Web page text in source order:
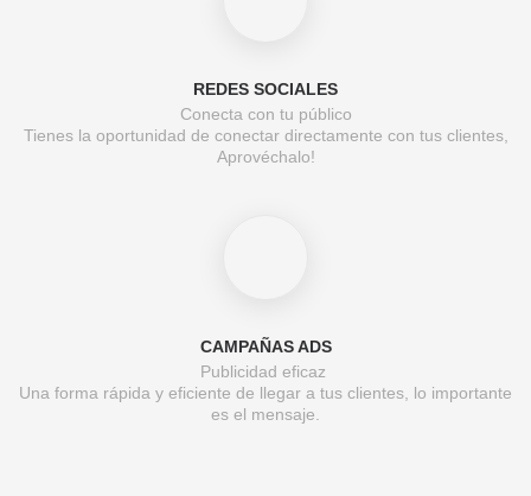
REDES SOCIALES
Conecta con tu público
Tienes la oportunidad de conectar directamente con tus clientes,
Aprovéchalo!
CAMPAÑAS ADS
Publicidad eficaz
Una forma rápida y eficiente de llegar a tus clientes, lo importante
es el mensaje.